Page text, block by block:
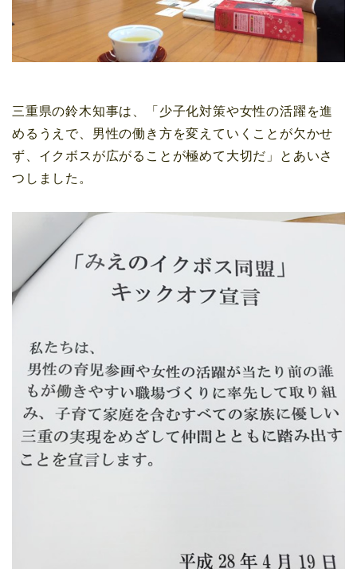
三重県の鈴木知事は、「少子化対策や女性の活躍を進
めるうえで、男性の働き方を変えていくことが欠かせ
ず、イクボスが広がることが極めて大切だ」とあいさ
つしました。